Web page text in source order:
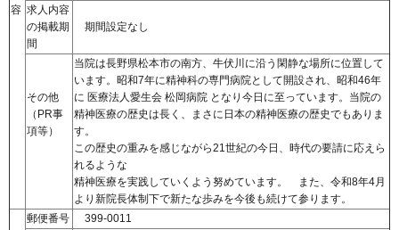
容 求人内容
の掲載期
間
期間設定なし
その他
（PR事
項等）
当院は長野県松本市の南方、牛伏川に沿う閑静な場所に位置して
います。昭和7年に精神科の専門病院として開設され、昭和46年
に 医療法人愛生会 松岡病院 となり今日に至っています。当院の
精神医療の歴史は長く、まさに日本の精神医療の歴史でもありま
す。
この歴史の重みを感じながら21世紀の今日、時代の要請に応えら
れるような
精神医療を実践していくよう努めています。 また、令和8年4月
より新院長体制下で新たな歩みを今後も続けて参ります。
郵便番号
399-0011